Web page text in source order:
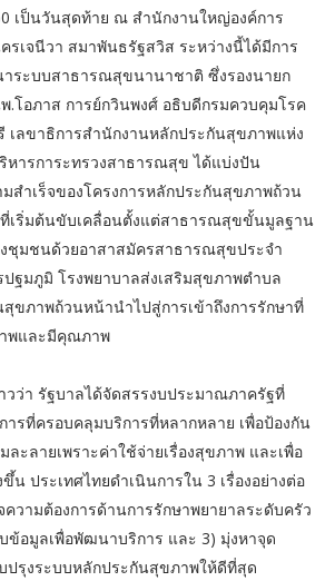
เป็นวันสุดท้าย ณ สำนักงานใหญ่องค์การ
รเจนีวา สมาพันธรัฐสวิส ระหว่างนี้ได้มีการ
ระบบสาธารณสุขนานาชาติ ซึ่งรองนายก
.โอภาส การย์กวินพงศ์ อธิบดีกรมควบคุมโรค
เลขาธิการสำนักงานหลักประกันสุขภาพแห่ง
หารการะทรวงสาธารณสุข ได้แบ่งปัน
สำเร็จของโครงการหลักประกันสุขภาพถ้วน
เริ่มต้นขับเคลื่อนตั้งแต่สาธารณสุขขั้นมูลฐาน
ชุมชนด้วยอาสาสมัครสาธารณสุขประจำ
ฐมภูมิ โรงพยาบาลส่งเสริมสุขภาพตำบล
ขภาพถ้วนหน้านำไปสู่การเข้าถึงการรักษาที่
าพและมีคุณภาพ
วว่า รัฐบาลได้จัดสรรงบประมาณภาครัฐที่
ารที่ครอบคลุมบริการที่หลากหลาย เพื่อป้องกัน
ะลายเพราะค่าใช้จ่ายเรื่องสุขภาพ และเพื่อ
น ประเทศไทยดำเนินการใน 3 เรื่องอย่างต่อ
วามต้องการด้านการรักษาพยายาลระดับครัว
ข้อมูลเพื่อพัฒนาบริการ และ 3) มุ่งหาจุด
ปรุงระบบหลักประกันสุขภาพให้ดีที่สุด